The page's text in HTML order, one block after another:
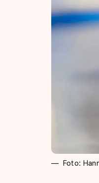
Foto: